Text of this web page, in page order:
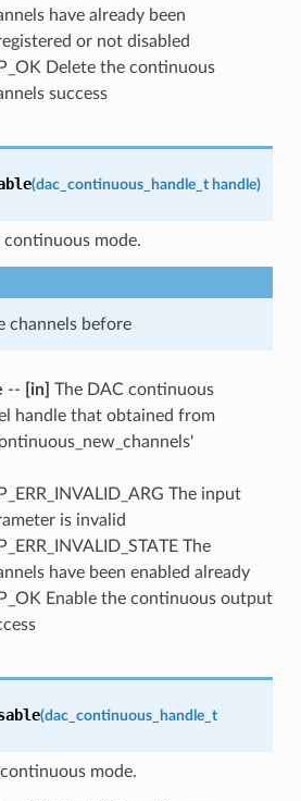
have already been
or not disabled
Delete the continuous
success
(dac_continuous_handle_t handle)
continuous mode.
channels before
-- [in] The DAC continuous
handle that obtained from
The input
is invalid
The
have been enabled already
Enable the continuous output
(dac_continuous_handle_t
mode.